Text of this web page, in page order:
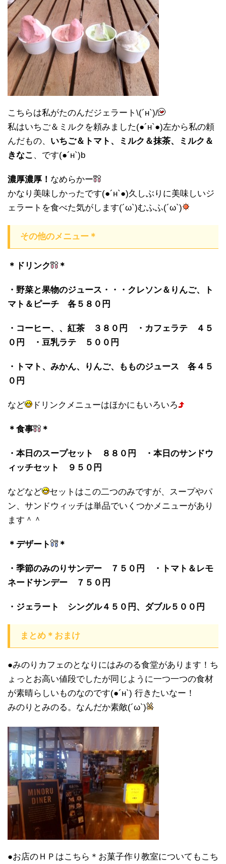
こちらは私がたのんだジェラート\(´н`)/
私はいちご＆ミルクを頼みました(●´н`●)左から私の頼
んだもの、 いちご＆トマト、ミルク＆抹茶、ミルク＆
きなこ 、です(●´н`)b
濃厚濃厚！ なめらかー
かなり美味しかったです(●´н`●)久しぶりに美味しいジ
ェラートを食べた気がします(´ω`)むふふ(´ω`)
その他のメニュー＊
＊ドリンク ＊
・野菜と果物のジュース・・・クレソン＆りんご、ト
マト＆ピーチ 各５８０円
・コーヒー、、紅茶 ３８０円 ・カフェラテ ４５
０円 ・豆乳ラテ ５００円
・トマト、みかん、りんご、もものジュース 各４５
０円
など ドリンクメニューはほかにもいろいろ
＊食事 ＊
・本日のスープセット ８８０円 ・本日のサンドウ
ィッチセット ９５０円
などなど
セットはこの二つのみですが、スープやパ
ン、サンドウィッチは単品でいくつかメニューがあり
ます＾＾
＊デザート ＊
・季節のみのりサンデー ７５０円 ・トマト＆レモ
ネードサンデー ７５０円
・ジェラート シングル４５０円、ダブル５００円
まとめ＊おまけ
●みのりカフェのとなりにはみのる食堂があります！ち
ょっとお高い値段でしたが同じように一つ一つの食材
が素晴らしいものなのです(●´н`) 行きたいなー！
みのりとみのる。なんだか素敵(´ω`)
●お店のＨＰはこちら＊お菓子作り教室についてもこち